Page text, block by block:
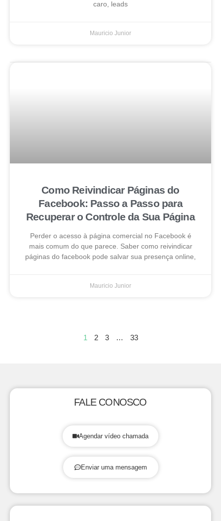
caro, leads
Mauricio Junior
Como Reivindicar Páginas do
Facebook: Passo a Passo para
Recuperar o Controle da Sua Página
Perder o acesso à página comercial no Facebook é
mais comum do que parece. Saber como reivindicar
páginas do facebook pode salvar sua presença online,
Mauricio Junior
1 2 3 … 33
FALE CONOSCO
Agendar vídeo chamada
Enviar uma mensagem